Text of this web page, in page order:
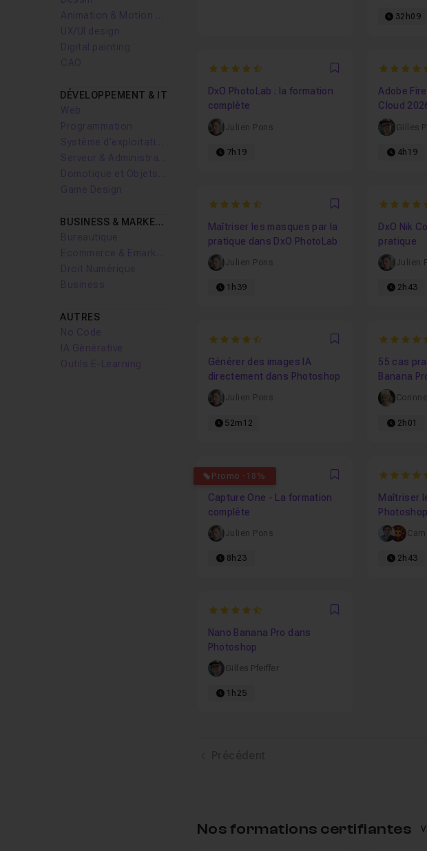
UX/UI design
Digital painting
CAO
DÉVELOPPEMENT & IT
Web
Programmation
Game Design
BUSINESS & MARKETING
Bureautique
Droit Numérique
Business
AUTRES
No Code
IA Générative
Outils E-Learning
32h09
4.7894736842105 Favori
DxO PhotoLab : la formation
complète
Julien Pons
7h19
5
Adobe
Cloud
Gilles
4h19
4.7142857142857 Favori
Maîtriser les masques par la
pratique dans DxO PhotoLab
Julien Pons
1h39
DxO Nik
pratique
Julien
2h43
4.6 Favori
Générer des images IA
directement dans Photoshop
Julien Pons
52m12
5
55 cas
Banana
au service
2h01
Promo -18%
4.4444444444444 Favori
Capture One - La formation
complète
Julien Pons
8h23
4.859375
Maîtriser
fonctions
2h43
4.8571428571429 Favori
Nano Banana Pro dans
Photoshop
Gilles Pfeiffer
1h25
Nos formations certifiantes